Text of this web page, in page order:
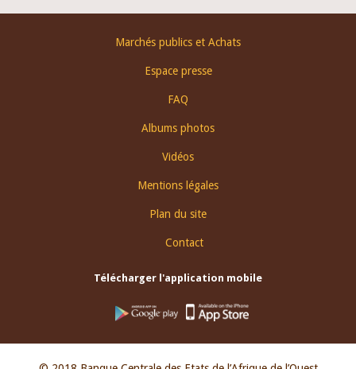
Marchés publics et Achats
Espace presse
FAQ
Albums photos
Vidéos
Mentions légales
Plan du site
Contact
Télécharger l'application mobile